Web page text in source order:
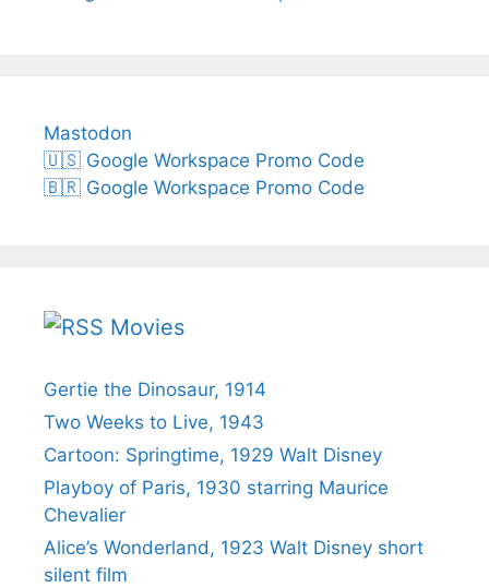
Mastodon
🇺🇸 Google Workspace Promo Code
🇧🇷 Google Workspace Promo Code
Movies
Gertie the Dinosaur, 1914
Two Weeks to Live, 1943
Cartoon: Springtime, 1929 Walt Disney
Playboy of Paris, 1930 starring Maurice
Chevalier
Alice’s Wonderland, 1923 Walt Disney short
silent film